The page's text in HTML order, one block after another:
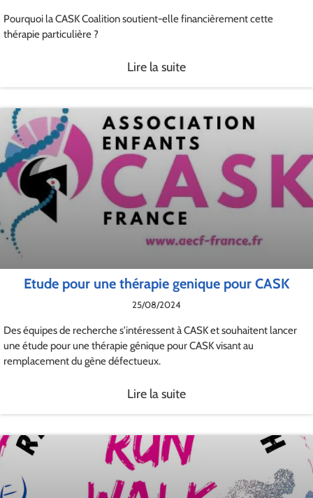
Pourquoi la CASK Coalition soutient-elle financièrement cette
thérapie particulière ?
Lire la suite
Etude pour une thérapie genique pour CASK
25/08/2024
Des équipes de recherche s'intéressent à CASK et souhaitent lancer
une étude pour une thérapie génique pour CASK visant au
remplacement du gène défectueux.
Lire la suite